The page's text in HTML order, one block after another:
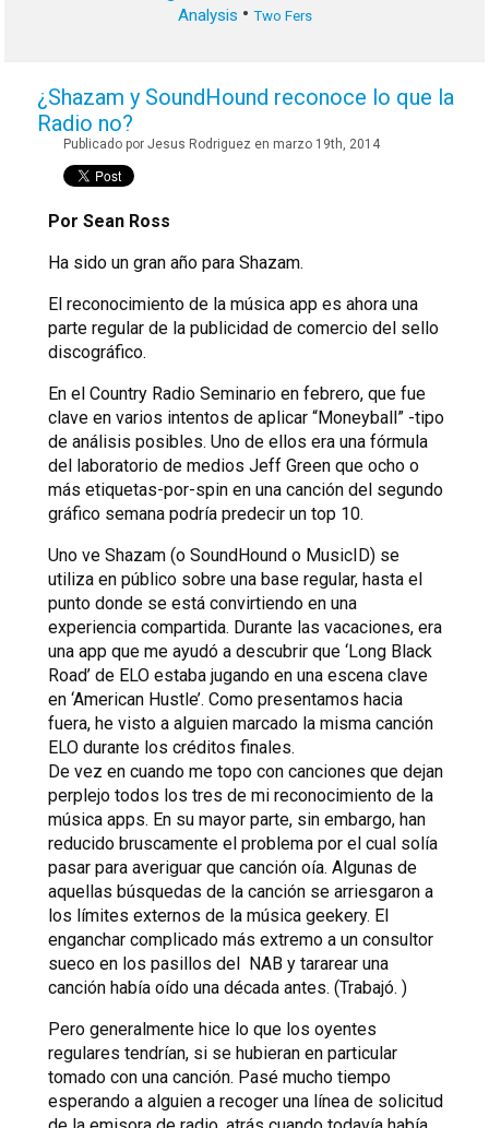
Analysis • Two Fers
¿Shazam y SoundHound reconoce lo que la
Radio no?
Publicado por Jesus Rodriguez en marzo 19th, 2014
Por Sean Ross
Ha sido un gran año para Shazam.
El reconocimiento de la música app es ahora una
parte regular de la publicidad de comercio del sello
discográfico.
En el Country Radio Seminario en febrero, que fue
clave en varios intentos de aplicar “Moneyball” -tipo
de análisis posibles. Uno de ellos era una fórmula
del laboratorio de medios Jeff Green que ocho o
más etiquetas-por-spin en una canción del segundo
gráfico semana podría predecir un top 10.
Uno ve Shazam (o SoundHound o MusicID) se
utiliza en público sobre una base regular, hasta el
punto donde se está convirtiendo en una
experiencia compartida. Durante las vacaciones, era
una app que me ayudó a descubrir que ‘Long Black
Road’ de ELO estaba jugando en una escena clave
en ‘American Hustle’. Como presentamos hacia
fuera, he visto a alguien marcado la misma canción
ELO durante los créditos finales.
De vez en cuando me topo con canciones que dejan
perplejo todos los tres de mi reconocimiento de la
música apps. En su mayor parte, sin embargo, han
reducido bruscamente el problema por el cual solía
pasar para averiguar que canción oía. Algunas de
aquellas búsquedas de la canción se arriesgaron a
los límites externos de la música geekery. El
enganchar complicado más extremo a un consultor
sueco en los pasillos del NAB y tararear una
canción había oído una década antes. (Trabajó. )
Pero generalmente hice lo que los oyentes
regulares tendrían, si se hubieran en particular
tomado con una canción. Pasé mucho tiempo
esperando a alguien a recoger una línea de solicitud